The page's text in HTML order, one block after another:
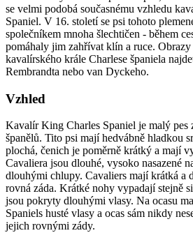
se velmi podobá současnému vzhledu
Spaniel. V 16. století se psi tohoto
společníkem mnoha šlechtičen - během
pomáhaly jim zahřívat klín a ruce.
kavalírského krále Charlese španiela
Rembrandta nebo van Dyckeho.
Vzhled
Kavalír King Charles Spaniel je malý pes
španělů. Tito psi mají hedvábně hladkou
plochá, čenich je poměrně krátký a mají
Cavaliera jsou dlouhé, vysoko nasazené
dlouhými chlupy. Cavaliers mají krátká a
rovná záda. Krátké nohy vypadají stejně
jsou pokryty dlouhými vlasy. Na ocasu
Spaniels husté vlasy a ocas sám nikdy
jejich rovnými zády.